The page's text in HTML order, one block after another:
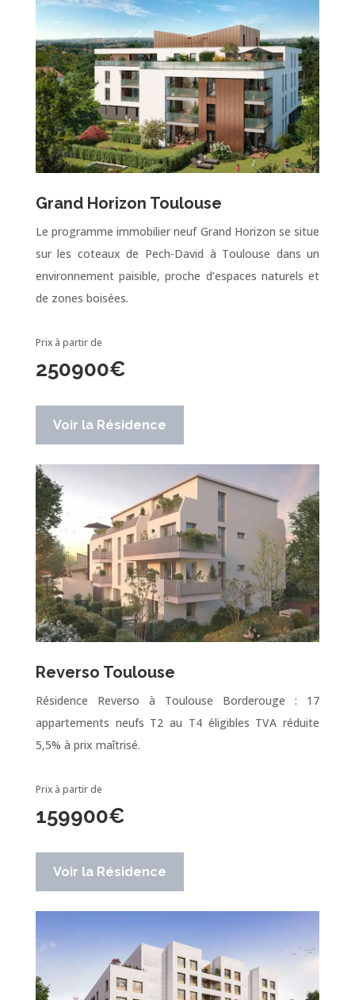
Grand Horizon Toulouse
Le programme immobilier neuf Grand Horizon se situe
sur les coteaux de Pech-David à Toulouse dans un
environnement paisible, proche d’espaces naturels et
de zones boisées.
Prix à partir de
250900€
Voir la Résidence
Reverso Toulouse
Résidence Reverso à Toulouse Borderouge : 17
appartements neufs T2 au T4 éligibles TVA réduite
5,5% à prix maîtrisé.
Prix à partir de
159900€
Voir la Résidence